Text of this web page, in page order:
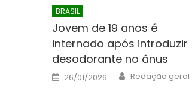
BRASIL
Jovem de 19 anos é
internado após introduzir
desodorante no ânus
Posted
on
26/01/2026 Author
Redação geral